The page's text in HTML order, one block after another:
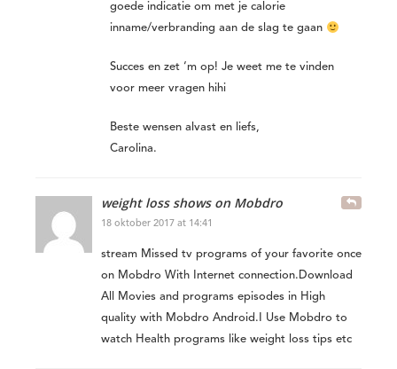
goede indicatie om met je calorie
inname/verbranding aan de slag te gaan
Succes en zet ‘m op! Je weet me te vinden
voor meer vragen hihi
Beste wensen alvast en liefs,
Carolina.
weight loss shows on Mobdro
18 oktober 2017 at 14:41
stream Missed tv programs of your favorite once
on Mobdro With Internet connection.Download
All Movies and programs episodes in High
quality with Mobdro Android.I Use Mobdro to
watch Health programs like weight loss tips etc